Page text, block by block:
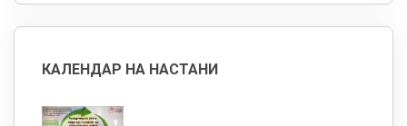
КАЛЕНДАР НА НАСТАНИ